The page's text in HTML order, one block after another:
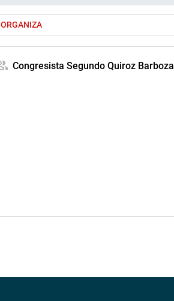
ORGANIZA
Congresista Segundo Quiroz Barboza